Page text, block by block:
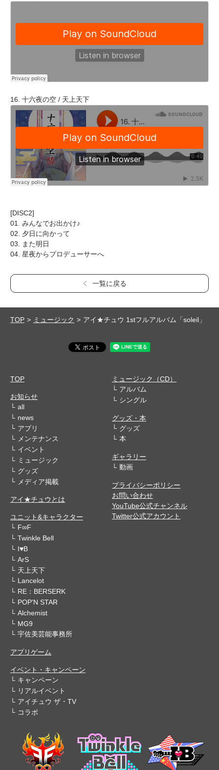
16. 十六夜の空 / 天上天下
[DISC2]
01. みんなでお出かけ♪
02. 夕日に向かって
03. また明日
04. 星夜からプロデューサーへ
一覧に戻る
TOP ミュージック アイ★チュウ 1stフルアルバム「soleil」
TOP
お知らせ
all
news
アプリ
メンテナンス
イベント
ミュージック
グッズ
メディア掲載
アイ★チュウとは
ユニット&キャラクター
F∞F
Twinkle Bell
I♥B
ArS
天上天下
Lancelot
RE：BERSERK
POP'N STAR
Alchemist
MG9
宇佐美芸能事務所
アプリゲーム
イベント・キャンペーン
キャンペーン
リアルイベント
アイチュウ ザ・TV
コラボ
ミュージック（CD）
アルバム
シングル
グッズ・本
グッズ
本
ギャラリー
動画
プライバシーポリシー
お問い合わせ
YouTube公式チャンネル
Twitter公式アカウント